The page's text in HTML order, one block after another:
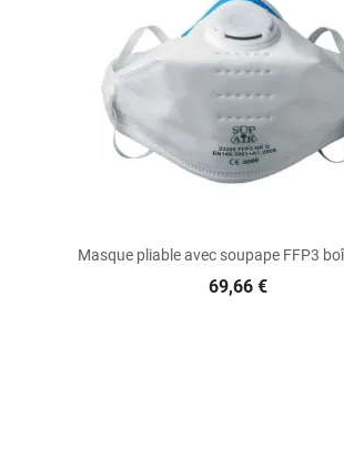
Aperçu rapide
Masque pliable avec soupape FFP3
69,66 €